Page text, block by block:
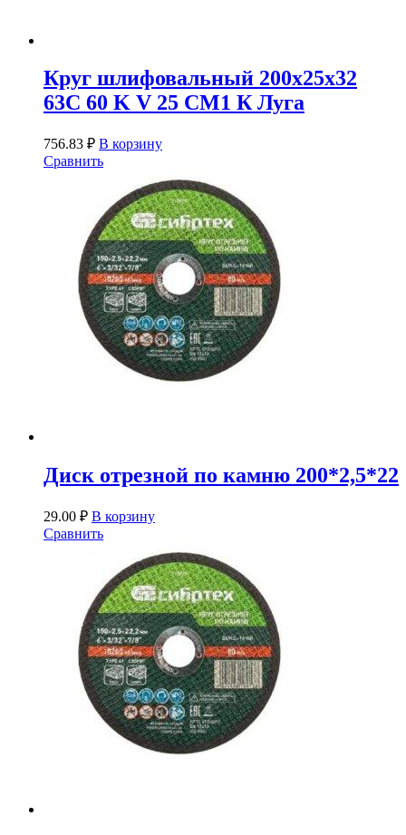
Круг шлифовальный 200х25х32
63С 60 K V 25 СМ1 К Луга
756.83 ₽ В корзину
Сравнить
Диск отрезной по камню 200*2,5*22
29.00 ₽ В корзину
Сравнить